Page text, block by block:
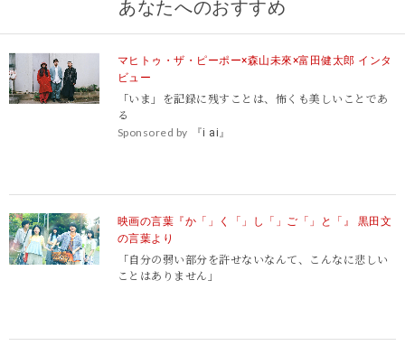
あなたへのおすすめ
マヒトゥ・ザ・ピーポー×森山未來×富田健太郎 インタ
ビュー
「いま」を記録に残すことは、怖くも美しいことであ
る
Sponsored by 『i ai』
映画の言葉『か「」く「」し「」ご「」と「』 黒田文
の言葉より
「自分の弱い部分を許せないなんて、こんなに悲しい
ことはありません」